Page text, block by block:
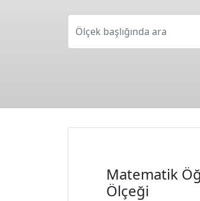
Ölçek başlığında ara
Matematik
Ölçeği